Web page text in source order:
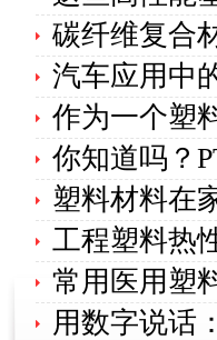
碳纤维复合
汽车应用中
作为一个塑
你知道吗？
塑料材料在
工程塑料热
常用医用塑
用数字说话